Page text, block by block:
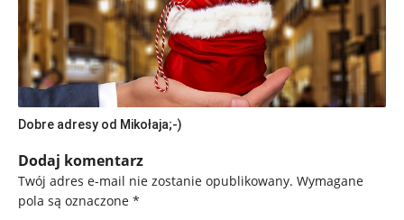
Dobre adresy od Mikołaja;-)
Dodaj komentarz
Twój adres e-mail nie zostanie opublikowany. Wymagane
pola są oznaczone *